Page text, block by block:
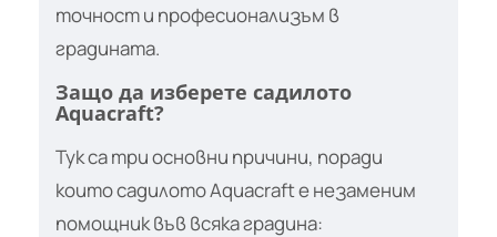
точност и професионализъм в
градината.
Защо да изберете садилото
Aquacraft?
Тук са три основни причини, поради
които садилото Aquacraft е незаменим
помощник във всяка градина: